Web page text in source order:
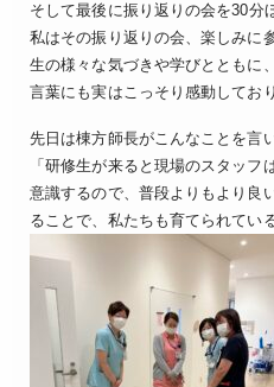
そして最後に振り返りの会を30分
私はその振り返りの会、楽しみに
生の様々な気づきや学びとともに
言葉にも実はこっそり感動してお
先日は棟方師長がこんなことを言
「研修生が来ると現場のスタッフ
意識するので、普段よりもより良
ることで、私たちも育てられてい